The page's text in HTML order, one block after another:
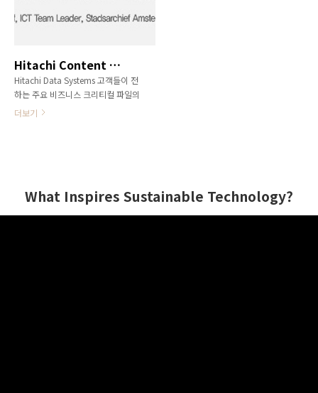
Hitachi Content Platform 아카이빙을 통한 비즈니스 혁신 사례
Hitachi Data Systems 고객들이 전
하는 주요 비즈니스 크리티컬 파일의
아카이빙 성공사례 및 내부 규정 및
론 장기적으로 데이터를 안전하게 보
관할 수 있는 솔루션을 제공합니다.
더보기
What Inspires Sustainable Technology?